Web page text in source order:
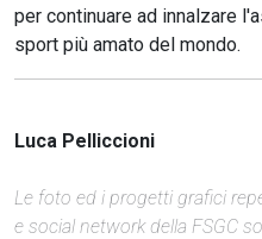
per continuare ad innalzare
sport più amato del mondo.
Luca Pelliccioni
Le foto ed i progetti grafici
e social network della FSGC